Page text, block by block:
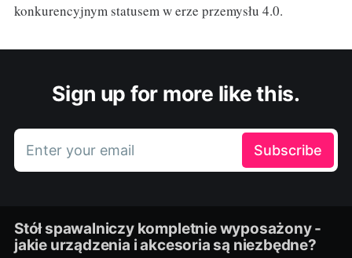
konkurencyjnym statusem w erze przemysłu 4.0.
Sign up for more like this.
Enter your email Subscribe
Stół spawalniczy kompletnie wyposażony -
jakie urządzenia i akcesoria są niezbędne?